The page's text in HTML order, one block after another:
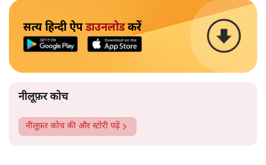
सत्य हिन्दी ऐपडाउनलोडकरें
नीलूफ़र कोच
नीलूफ़र कोच की और स्टोरी पढ़ें